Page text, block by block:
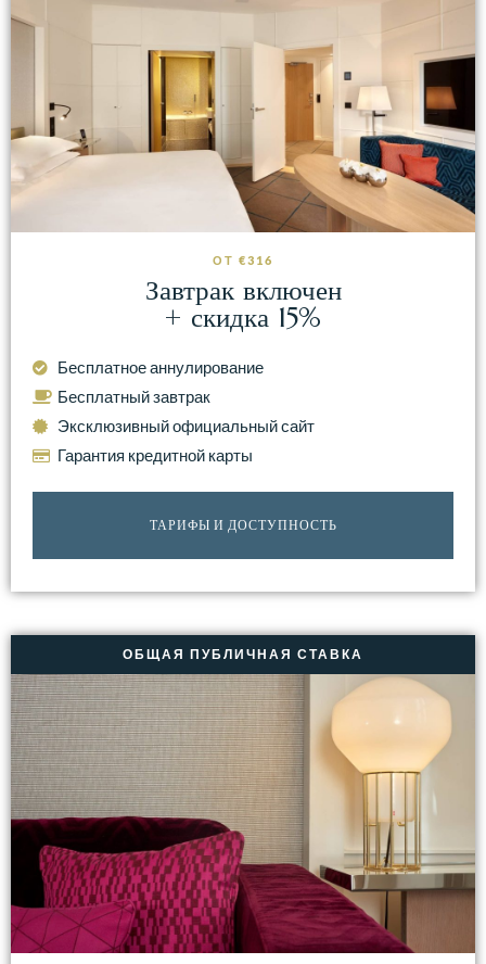
ОБЩАЯ ПУБЛИЧНАЯ СТАВКА
ОТ €316
Завтрак включен
+ скидка 15%
Бесплатное аннулирование
Бесплатный завтрак
Эксклюзивный официальный сайт
Гарантия кредитной карты
ТАРИФЫ И ДОСТУПНОСТЬ